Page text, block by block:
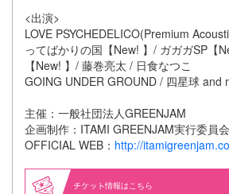
<出演>
LOVE PSYCHEDELICO(Premium
ってばかりの国【New! 】/ ガガガSP【
【New! 】/ 藤巻亮太 / 日食なつこ
GOING UNDER GROUND / 四星球 and
主催：一般社団法人GREENJAM
企画制作：ITAMI GREENJAM実行委員会
OFFICIAL WEB： http://
情報はこちら